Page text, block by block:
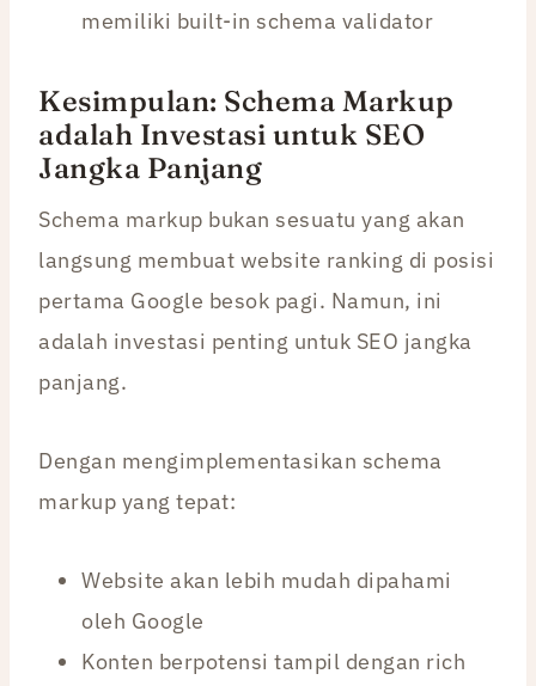
memiliki built-in schema validator
Kesimpulan: Schema Markup
adalah Investasi untuk SEO
Jangka Panjang
Schema markup bukan sesuatu yang akan
langsung membuat website ranking di posisi
pertama Google besok pagi. Namun, ini
adalah investasi penting untuk SEO jangka
panjang.
Dengan mengimplementasikan schema
markup yang tepat:
Website akan lebih mudah dipahami
oleh Google
Konten berpotensi tampil dengan rich